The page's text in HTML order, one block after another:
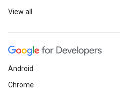
View all
Android
Chrome